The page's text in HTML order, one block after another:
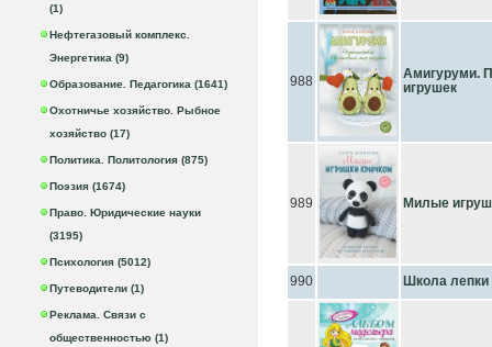
(1)
Нефтегазовый комплекс.
Энергетика (9)
Образование. Педагогика (1641)
Охотничье хозяйство. Рыбное
хозяйство (17)
Политика. Политология (875)
Поэзия (1674)
Право. Юридические науки
(3195)
Психология (5012)
Путеводители (1)
Реклама. Связи с
общественностью (1)
988
Амигуруми.
игрушек
989 Милые
990 Школа лепки